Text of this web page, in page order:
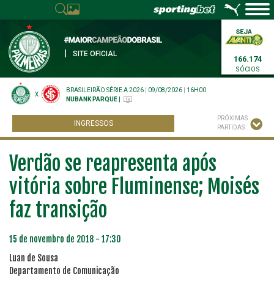
SITE OFICIAL
166.174
SÓCIOS
X
BRASILEIRÃO SÉRIE A 2026 09/08/2026
16H00
NUBANK PARQUE
INGRESSOS
PRÓXIMAS
PARTIDAS
Verdão se reapresenta após
vitória sobre Fluminense; Moisés
faz transição
15 de novembro de 2018 - 17:30
Luan de Sousa
Departamento de Comunicação